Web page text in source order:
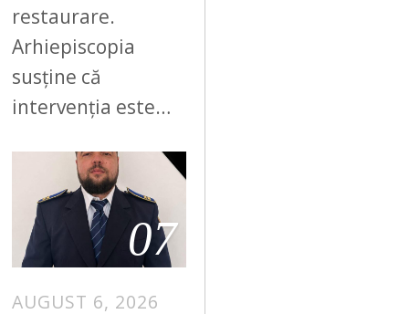
restaurare.
Arhiepiscopia
susține că
intervenția este…
07
AUGUST 6, 2026